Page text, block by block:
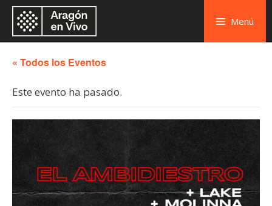
Menú
« Todos los Eventos
Este evento ha pasado.